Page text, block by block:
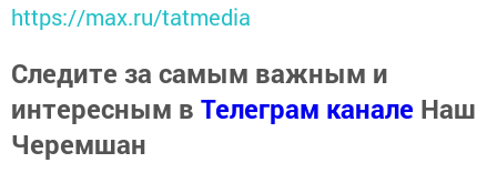
https://max.ru/tatmedia
Следите за самым важным и
интересным в Телеграм канале Наш
Черемшан